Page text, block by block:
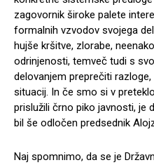
zagovornik široke palete
formalnih vzvodov svojega
hujše kršitve, zlorabe,
odrinjenosti, temveč tudi s
delovanjem preprečiti
situacij. In če smo si v
prislužili črno piko javnosti, je
bil še odločen predsednik
Naj spomnimo, da se je